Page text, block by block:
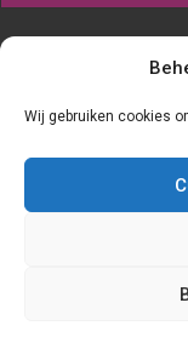
Wij gebruiken cookies
@2023 -
Cookiebeleid